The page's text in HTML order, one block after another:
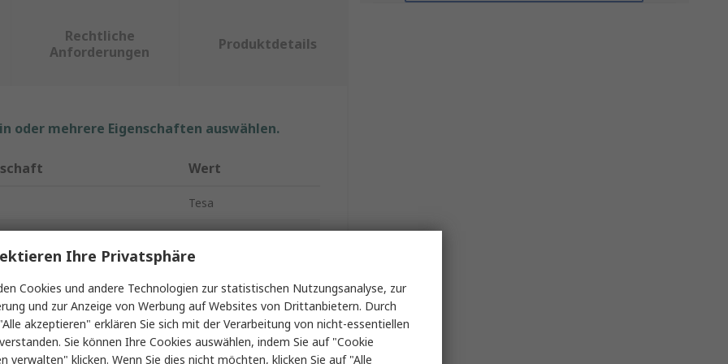
Rechtliche
Anforderungen
Produktdetails
oder mehrere Eigenschaften auswählen.
Wert
Tesa
Gummi
50mm
Ihre Privatsphäre
Cookies und andere Technologien zur statistischen Nutzungsanalyse, zur
und zur Anzeige von Werbung auf Websites von Drittanbietern. Durch
akzeptieren" erklären Sie sich mit der Verarbeitung von nicht-essentiellen
Sie können Ihre Cookies auswählen, indem Sie auf "Cookie
verwalten" klicken. Wenn Sie dies nicht möchten, klicken Sie auf "Alle